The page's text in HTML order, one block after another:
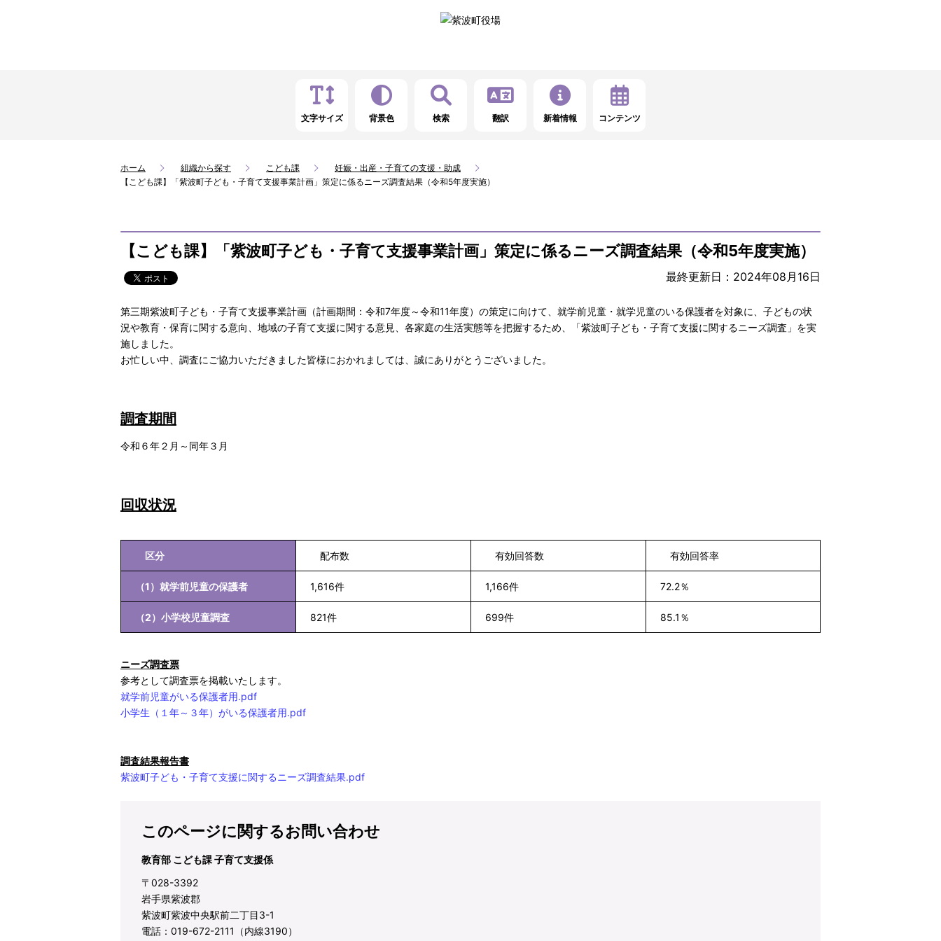
文字サイズ 背景色 検索 翻訳 新着情報 コンテンツ
ホーム 組織から探す こども課
妊娠・出産・子育ての支援・助成
【こども課】「紫波町子ども・子育て支援事業計画」策定に係るニーズ調査結果（令和5年度実施）
【こども課】「紫波町子ども・子育て支援事業計画」策定に係るニーズ調査結果（令和5年度実施）
最終更新日：2024年08月16日
第三期紫波町子ども・子育て支援事業計画（計画期間：令和7年度～令和11年度）の策定に向けて、就学前児童・就学児童のいる保護者を対象に、子どもの状
況や教育・保育に関する意向、地域の子育て支援に関する意見、各家庭の生活実態等を把握するため、「紫波町子ども・子育て支援に関するニーズ調査」を実
施しました。
お忙しい中、調査にご協力いただきました皆様におかれましては、誠にありがとうございました。
調査期間
令和６年２月～同年３月
回収状況
区分 配布数 有効回答数 有効回答率
（1）就学前児童の保護者 1,616件 1,166件 72.2％
（2）小学校児童調査 821件 699件 85.1％
ニーズ調査票
参考として調査票を掲載いたします。
就学前児童がいる保護者用.pdf
小学生（１年～３年）がいる保護者用.pdf
調査結果報告書
紫波町子ども・子育て支援に関するニーズ調査結果.pdf
このページに関するお問い合わせ
教育部 こども課 子育て支援係
〒028-3392
岩手県紫波郡
紫波町紫波中央駅前二丁目3-1
電話：019-672-2111（内線3190）